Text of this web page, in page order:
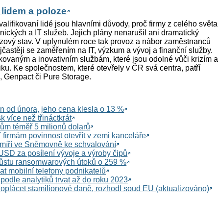
a poloze
lidé jsou hlavními důvody, proč firmy z celého světa
a IT služeb. Jejich plány nenarušil ani dramatický
stav. V uplynulém roce tak provoz a nábor zaměstnanců
se zaměřením na IT, výzkum a vývoj a finanční služby.
a inovativním službám, které jsou odolné vůči krizím a
Ke společnostem, které otevřely v ČR svá centra, patří
či Pure Storage.
od února, jeho cena klesla o 13 %
více než třináctkrát
téměř 5 milionů dolarů
povinnost otevřít v zemi kanceláře
ve Sněmovně ke schvalování
za posílení vývoje a výroby čipů
ransomwarových útoků o 259 %
mobilní telefony podnikatelů
analytiků trvat až do roku 2023
stamilionové daně, rozhodl soud EU (aktualizováno)